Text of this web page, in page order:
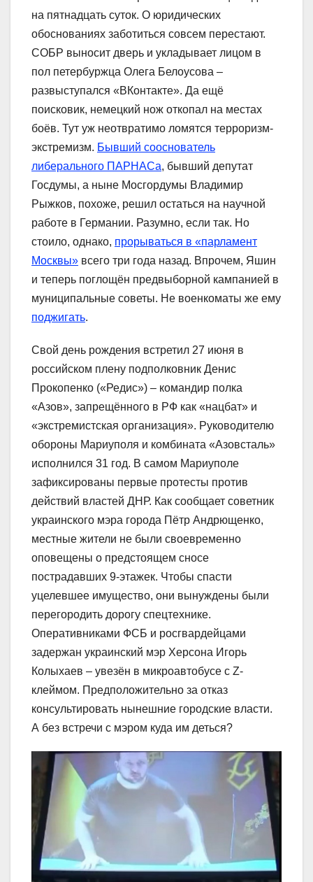
на пятнадцать суток. О юридических
обоснованиях заботиться совсем перестают.
СОБР выносит дверь и укладывает лицом в
пол петербуржца Олега Белоусова –
развыступался «ВКонтакте». Да ещё
поисковик, немецкий нож откопал на местах
боёв. Тут уж неотвратимо ломятся терроризм-
экстремизм. Бывший сооснователь
либерального ПАРНАСа, бывший депутат
Госдумы, а ныне Мосгордумы Владимир
Рыжков, похоже, решил остаться на научной
работе в Германии. Разумно, если так. Но
стоило, однако, прорываться в «парламент
Москвы» всего три года назад. Впрочем, Яшин
и теперь поглощён предвыборной кампанией в
муниципальные советы. Не военкоматы же ему
поджигать.
Свой день рождения встретил 27 июня в
российском плену подполковник Денис
Прокопенко («Редис») – командир полка
«Азов», запрещённого в РФ как «нацбат» и
«экстремистская организация». Руководителю
обороны Мариуполя и комбината «Азовсталь»
исполнился 31 год. В самом Мариуполе
зафиксированы первые протесты против
действий властей ДНР. Как сообщает советник
украинского мэра города Пётр Андрющенко,
местные жители не были своевременно
оповещены о предстоящем сносе
пострадавших 9-этажек. Чтобы спасти
уцелевшее имущество, они вынуждены были
перегородить дорогу спецтехнике.
Оперативниками ФСБ и росгвардейцами
задержан украинский мэр Херсона Игорь
Колыхаев – увезён в микроавтобусе с Z-
клеймом. Предположительно за отказ
консультировать нынешние городские власти.
А без встречи с мэром куда им деться?